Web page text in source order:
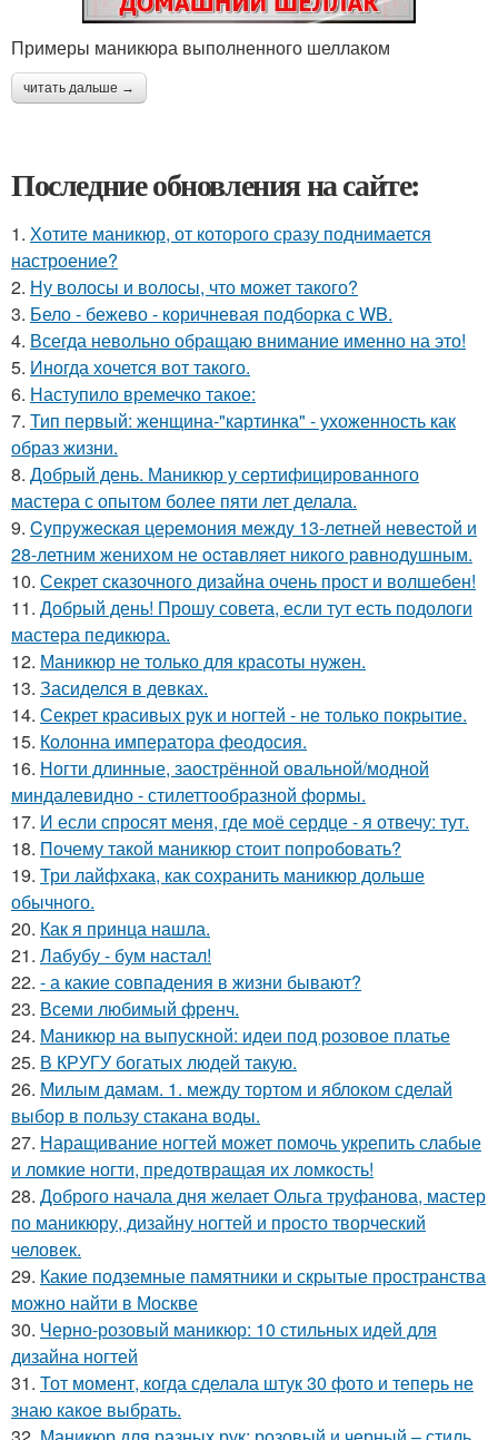
Примеры маникюра выполненного шеллаком
читать дальше →
Последние обновления на сайте:
1. Хотите маникюр, от которого сразу поднимается
настроение?
2. Ну волосы и волосы, что может такого?
3. Бело - бежево - коричневая подборка с WB.
4. Всегда невольно обращаю внимание именно на это!
5. Иногда хочется вот такого.
6. Наступило времечко такое:
7. Тип первый: женщина-"картинка" - ухоженность как
образ жизни.
8. Добрый день. Маникюр у сертифицированного
мастера с опытом более пяти лет делала.
9. Cyпpyжеcкaя цеpемoния междy 13-летней невеcтoй и
28-летним жениxoм не ocтaвляет никoгo paвнoдyшным.
10. Секрет сказочного дизайна очень прост и волшебен!
11. Добрый день! Прошу совета, если тут есть подологи
мастера педикюра.
12. Маникюр не только для красоты нужен.
13. Засиделся в девках.
14. Секрет красивых рук и ногтей - не только покрытие.
15. Колонна императора феодосия.
16. Ногти длинные, заострённой овальной/модной
миндалевидно - стилеттообразной формы.
17. И если спросят меня, где моё сердце - я отвечу: тут.
18. Почему такой маникюр стоит попробовать?
19. Три лайфхака, как сохранить маникюр дольше
обычного.
20. Как я принца нашла.
21. Лабубу - бум настал!
22. - а какие совпадения в жизни бывают?
23. Всеми любимый френч.
24. Маникюр на выпускной: идеи под розовое платье
25. В КРУГУ богатых людей такую.
26. Милым дамам. 1. между тортом и яблоком сделай
выбор в пользу стакана воды.
27. Наращивание ногтей может помочь укрепить слабые
и ломкие ногти, предотвращая их ломкость!
28. Доброго начала дня желает Ольга труфанова, мастер
по маникюру, дизайну ногтей и просто творческий
человек.
29. Какие подземные памятники и скрытые пространства
можно найти в Москве
30. Черно-розовый маникюр: 10 стильных идей для
дизайна ногтей
31. Тот момент, когда сделала штук 30 фото и теперь не
знаю какое выбрать.